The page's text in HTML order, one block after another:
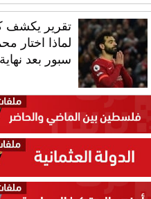
تقرير يكشف
لماذا اختار
سبور بعد